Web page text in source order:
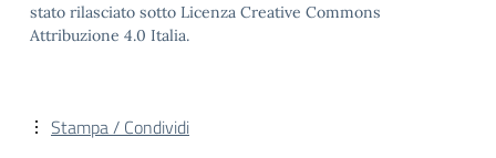
stato rilasciato sotto Licenza Creative Commons
Attribuzione 4.0 Italia.
Stampa / Condividi